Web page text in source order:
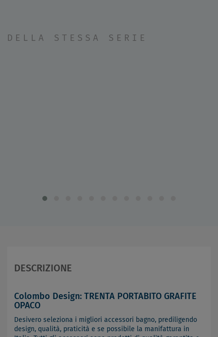
DELLA STESSA SERIE
DESCRIZIONE
Colombo Design: TRENTA PORTABITO GRAFITE
OPACO
Desivero seleziona i migliori accessori bagno, prediligendo
design, qualità, praticità e se possibile la manifattura in